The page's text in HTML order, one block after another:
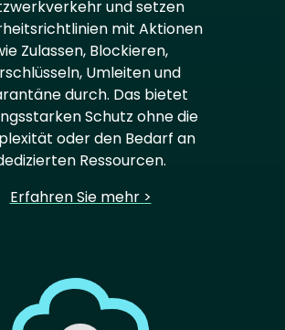
und setzen
mit Aktionen
Zulassen, Blockieren,
Umleiten und
durch. Das bietet
Schutz ohne die
oder den Bedarf an
Ressourcen.
Erfahren Sie mehr >